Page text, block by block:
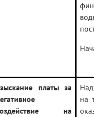
платы за
на
на